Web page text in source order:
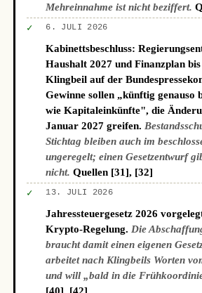
Mehreinnahme ist nicht beziffert.
✓ 6. JULI 2026
Kabinettsbeschluss:
Haushalt 2027 und Finanzplan bis
Klingbeil auf der
Gewinne sollen „künftig genauso
wie Kapitaleinkünfte", die
Januar 2027 greifen.
Stichtag bleiben auch im
ungeregelt; einen Gesetzentwurf
nicht. Quellen [31], [32]
✓ 13. JULI 2026
Jahressteuergesetz 2026
Krypto-Regelung. Die
braucht damit einen eigenen
arbeitet nach Klingbeils Worten
und will „bald in die